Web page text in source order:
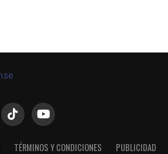
TÉRMINOS Y CONDICIONES PUBLICIDAD